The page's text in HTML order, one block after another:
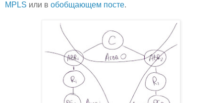
MPLS или в обобщающем посте.